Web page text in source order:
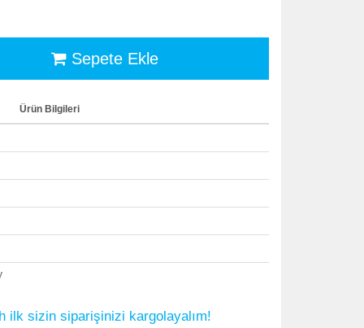
Sepete Ekle
Ürün Bilgileri
ilk sizin siparişinizi kargolayalım!